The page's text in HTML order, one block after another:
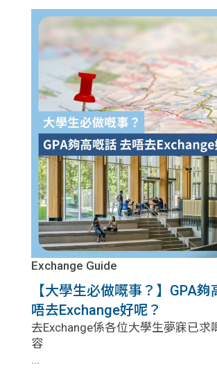
Exchange Guide
【大學生必做嘅事？】GPA夠
唔去Exchange好呢？
去Exchange係各位大學生夢寐已求
容
...